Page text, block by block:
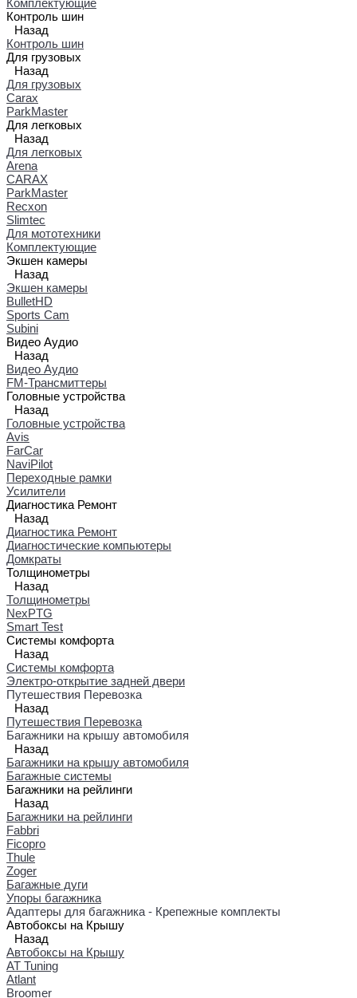
Контроль шин
Назад
Контроль шин
Для грузовых
Назад
Для грузовых
Carax
ParkMaster
Для легковых
Назад
Для легковых
Arena
CARAX
ParkMaster
Recxon
Slimtec
Для мототехники
Комплектующие
Экшен камеры
Назад
Экшен камеры
BulletHD
Sports Cam
Subini
Видео Аудио
Назад
Видео Аудио
FM-Трансмиттеры
Головные устройства
Назад
Головные устройства
Avis
FarCar
NaviPilot
Переходные рамки
Усилители
Диагностика Ремонт
Назад
Диагностика Ремонт
Диагностические компьютеры
Домкраты
Толщинометры
Назад
Толщинометры
NexPTG
Smart Test
Системы комфорта
Назад
Системы комфорта
Электро-открытие задней двери
Путешествия Перевозка
Назад
Путешествия Перевозка
Багажники на крышу автомобиля
Назад
Багажники на крышу автомобиля
Багажные системы
Багажники на рейлинги
Назад
Багажники на рейлинги
Fabbri
Ficopro
Thule
Zoger
Багажные дуги
Упоры багажника
Адаптеры для багажника - Крепежные комплекты
Автобоксы на Крышу
Назад
Автобоксы на Крышу
AT Tuning
Atlant
Broomer